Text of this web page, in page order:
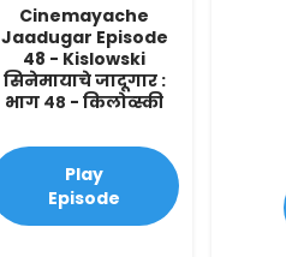
Cinemayache
Jaadugar Episode
48 - Kislowski
सिनेमायाचे जादूगार :
भाग ४८ - किलोव्स्की
Play
Episode